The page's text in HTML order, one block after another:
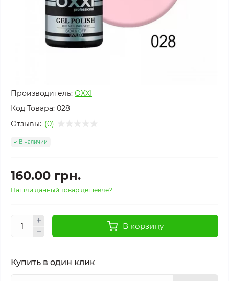
Производитель: OXXI
Код Товара: 028
Отзывы: (0)
В наличии
160.00 грн.
Нашли данный товар дешевле?
В корзину
Купить в один клик